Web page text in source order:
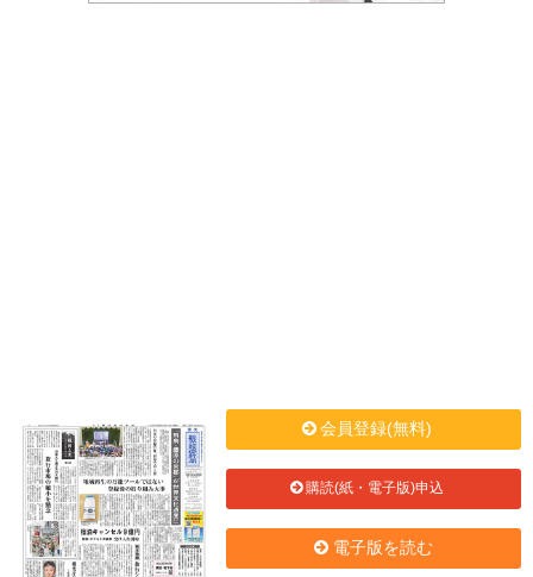
会員登録(無料)
購読(紙・電子版)申込
電子版を読む